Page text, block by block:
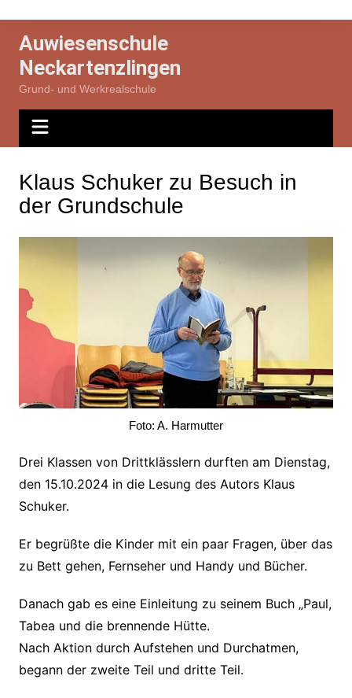
springen
Auwiesenschule
Neckartenzlingen
Grund- und Werkrealschule
Klaus Schuker zu Besuch in
der Grundschule
Foto: A. Harmutter
Drei Klassen von Drittklässlern durften am Dienstag,
den 15.10.2024 in die Lesung des Autors Klaus
Schuker.
Er begrüßte die Kinder mit ein paar Fragen, über das
zu Bett gehen, Fernseher und Handy und Bücher.
Danach gab es eine Einleitung zu seinem Buch „Paul,
Tabea und die brennende Hütte.
Nach Aktion durch Aufstehen und Durchatmen,
begann der zweite Teil und dritte Teil.